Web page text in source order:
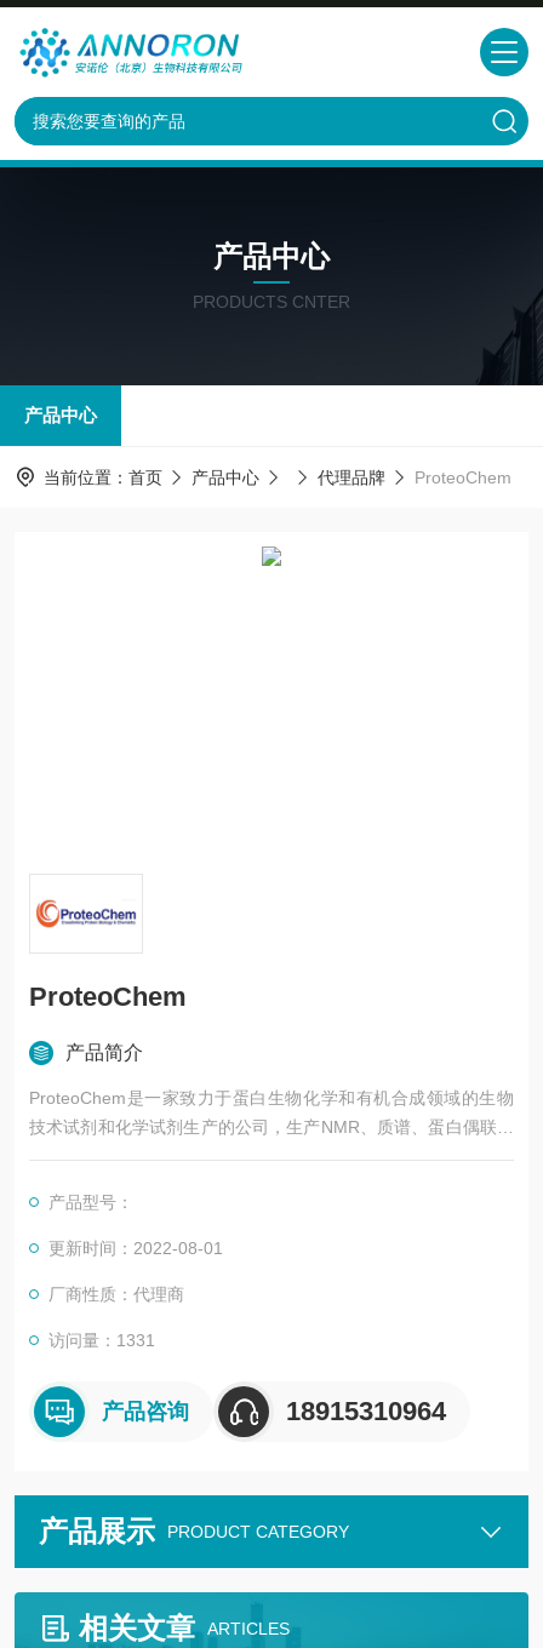
产品中心
PRODUCTS CNTER
产品中心
当前位置： 首页 产品中心 代理品牌 ProteoChem
ProteoChem
产品简介
ProteoChem是一家致力于蛋白生物化学和有机合成领域的生物
技术试剂和化学试剂生产的公司，生产NMR、质谱、蛋白偶联剂
以及新型蛋白质组学试剂的分析标准品，用于质谱，药物研发，
产品型号：
更新时间：2022-08-01
厂商性质：代理商
访问量：1331
产品咨询 18915310964
产品展示 PRODUCT CATEGORY
相关文章 ARTICLES